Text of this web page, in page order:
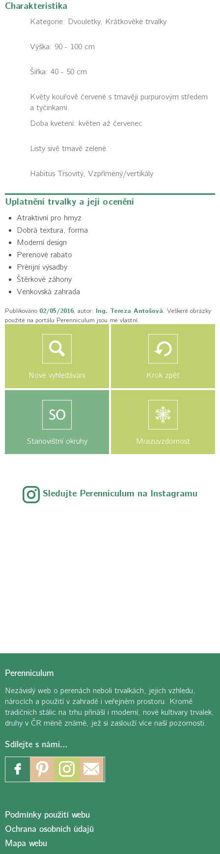
Charakteristika
Kategorie: Dvouletky, Krátkověké trvalky
Výška: 90 - 100 cm
Šířka: 40 - 50 cm
Květy kouřově červené s tmavěji purpurovým středem
a tyčinkami.
Doba kvetení: květen až červenec
Listy sivě tmavě zelené.
Habitus Trsovitý, Vzpřímený/vertikály
Uplatnění trvalky a její ocenění
Atraktivní pro hmyz
Dobrá textura, forma
Moderní design
Perenové rabato
Prérijní výsadby
Štěrkové záhony
Venkovská zahrada
Publikováno 02/05/2016, autor: Ing. Tereza Antošová. Veškeré obrázky
použité na portálu Perenniculum jsou mé vlastní.
Nové vyhledávání Krok zpět
Stanovištní okruhy Mrazuvzdornost
Sledujte Perenniculum na Instagramu
Perenniculum
Nezávislý web o perenách neboli trvalkách, jejich vzhledu,
nárocích a použití v zahradě i veřejném prostoru. Kromě
tradičních stálic na trhu přináší i moderní, nové kultivary trvalek,
druhy v ČR méně známé, jež si zaslouží více naší pozornosti.
Sdílejte s námi…
Podmínky použití webu
Ochrana osobních údajů
Mapa webu